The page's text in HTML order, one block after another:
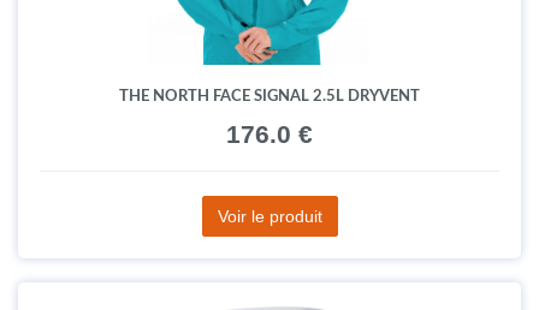
THE NORTH FACE SIGNAL 2.5L DRYVENT
176.0 €
Voir le produit